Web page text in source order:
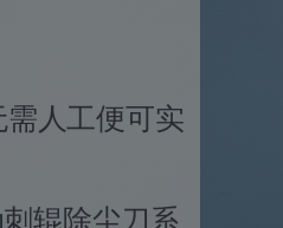
需人工便可实
辊除尘刀系